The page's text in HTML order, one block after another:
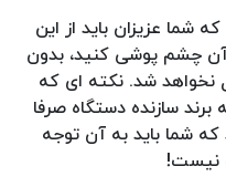
شما عزیزان باید از این
چشم پوشی کنید، بدون
نخواهد شد. نکته ای که
سازنده دستگاه صرفا
شما باید به آن توجه
نیست!